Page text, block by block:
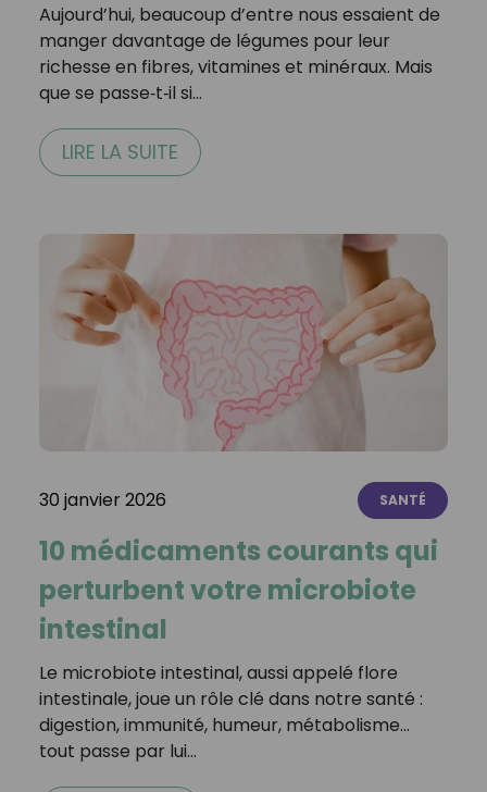
Aujourd’hui, beaucoup d’entre nous essaient de
manger davantage de légumes pour leur
richesse en fibres, vitamines et minéraux. Mais
que se passe‑t‑il si…
LIRE LA SUITE
30 janvier 2026 SANTÉ
10 médicaments courants qui
perturbent votre microbiote
intestinal
Le microbiote intestinal, aussi appelé flore
intestinale, joue un rôle clé dans notre santé :
digestion, immunité, humeur, métabolisme…
tout passe par lui…